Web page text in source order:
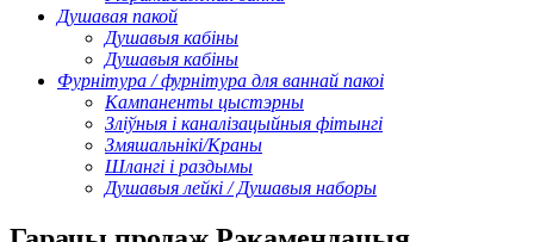
Душавая пакой
Душавыя кабіны
Душавыя кабіны
Фурнітура / фурнітура для ваннай пакоі
Кампаненты цыстэрны
Зліўныя і каналізацыйныя фітынгі
Змяшальнікі/Краны
Шлангі і раздымы
Душавыя лейкі / Душавыя наборы